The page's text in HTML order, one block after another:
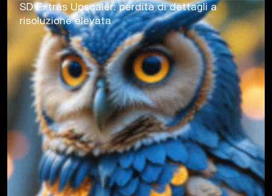
SD Extras Upscaler: perdita di dettagli a
risoluzione elevata